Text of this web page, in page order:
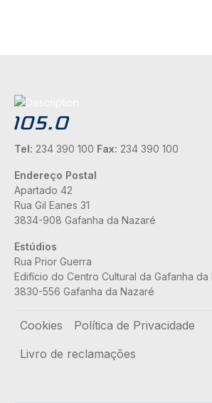
Tel: 234 390 100 Fax: 234 390 100
Endereço Postal
Apartado 42
Rua Gil Eanes 31
3834-908 Gafanha da Nazaré
Estúdios
Rua Prior Guerra
Edifício do Centro Cultural da Gafanha da
3830-556 Gafanha da Nazaré
Rodapé
Cookies
Política de Privacidade
Livro de reclamações